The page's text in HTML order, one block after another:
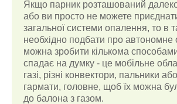
Якщо парник розташований
або ви просто не можете
загальної системи опалення, то в
необхідно подбати про автономне
можна зробити кількома
спадає на думку - це мобільне
газі, різні конвектори, пальники
гармати, головне, щоб їх можна
до балона з газом.